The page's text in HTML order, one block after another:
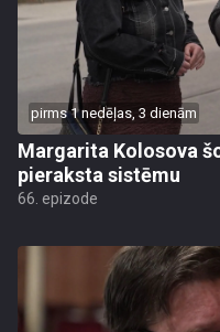
pirms 1 nedēļas, 3 dienām
Margarita Kolosova
pieraksta sistēmu
66. epizode